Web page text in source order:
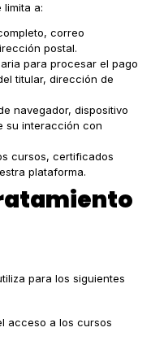
a:
correo
postal.
para procesar el pago
titular, dirección de
navegador, dispositivo
su interacción con
cursos, certificados
plataforma.
para los siguientes
acceso a los cursos